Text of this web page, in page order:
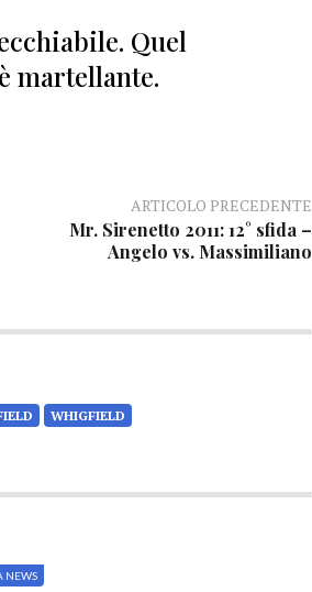
Quel
martellante.
ARTICOLO PRECEDENTE
Mr. Sirenetto 2011: 12° sfida –
Angelo vs. Massimiliano
WHIGFIELD
NEWS